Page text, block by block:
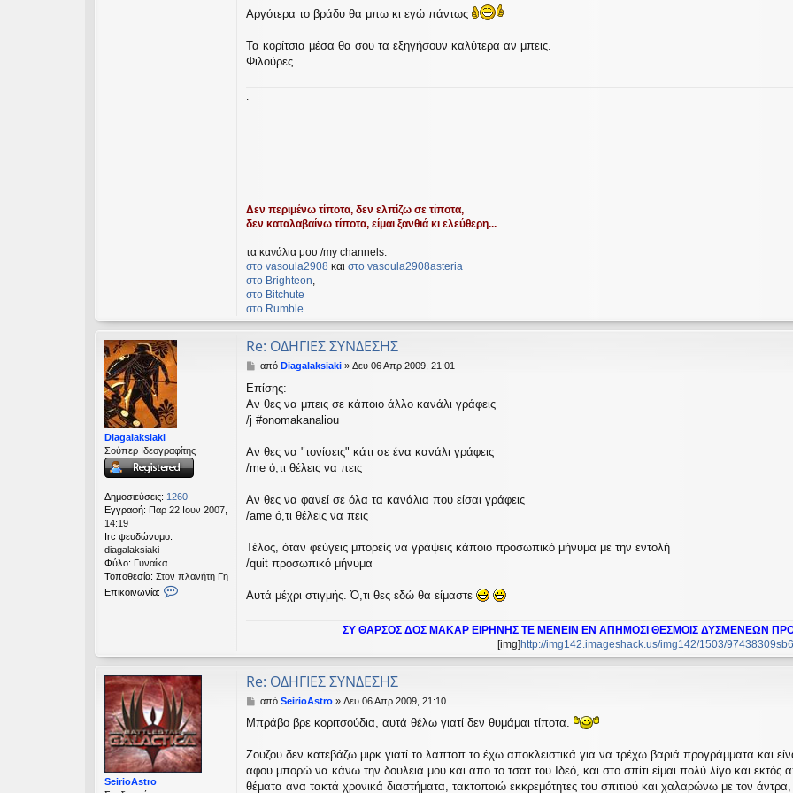
Αργότερα το βράδυ θα μπω κι εγώ πάντως
Τα κορίτσια μέσα θα σου τα εξηγήσουν καλύτερα αν μπεις.
Φιλούρες
.
Δεν περιμένω τίποτα, δεν ελπίζω σε τίποτα,
δεν καταλαβαίνω τίποτα, είμαι ξανθιά κι ελεύθερη...
τα κανάλια μου /my channels:
στο vasoula2908 και στο vasoula2908asteria
στο Βrighteon,
στο Bitchute
στο Rumble
Diagalaksiaki
Σούπερ Ιδεογραφίτης
Δημοσιεύσεις: 1260
Εγγραφή: Παρ 22 Ιουν 2007,
14:19
Irc ψευδώνυμο:
diagalaksiaki
Φύλο: Γυναίκα
Τοποθεσία: Στον πλανήτη Γη
Επικοινωνία:
ι
ν
ω
ν
ί
α
D
i
a
g
Re: ΟΔΗΓΙΕΣ ΣΥΝΔΕΣΗΣ
Δ
μ
ο
σ
υ
σ
από Diagalaksiaki» Δευ 06 Απρ 2009, 21:01
Επίσης:
Αν θες να μπεις σε κάποιο άλλο κανάλι γράφεις
/j #onomakanaliou
Αν θες να "τονίσεις" κάτι σε ένα κανάλι γράφεις
/me ό,τι θέλεις να πεις
Αν θες να φανεί σε όλα τα κανάλια που είσαι γράφεις
/ame ό,τι θέλεις να πεις
Τέλος, όταν φεύγεις μπορείς να γράψεις κάποιο προσωπικό μήνυμα με την εντολή
/quit προσωπικό μήνυμα
Αυτά μέχρι στιγμής. Ό,τι θες εδώ θα είμαστε
ΣΥ ΘΑΡΣΟΣ ΔΟΣ ΜΑΚΑΡ ΕΙΡΗΝΗΣ ΤΕ ΜΕΝΕΙΝ ΕΝ ΑΠΗΜΟΣΙ ΘΕΣΜΟΙΣ ΔΥΣΜΕΝΕΩΝ
[img] http://img142.imageshack.us/img142/1503/
SeirioAstro
Re: ΟΔΗΓΙΕΣ ΣΥΝΔΕΣΗΣ
Δ
μ
σ
ί
ε
από SeirioAstro» Δευ 06 Απρ 2009, 21:10
Μπράβο βρε κοριτσούδια, αυτά θέλω γιατί δεν θυμάμαι τίποτα.
Ζουζου δεν κατεβάζω μιρκ γιατί το λαπτοπ το έχω αποκλειστικά για να τρέχω βαριά προγράμματα και
αφου μπορώ να κάνω την δουλειά μου και απο το τσατ του Ιδεό, και στο σπίτι είμαι πολύ λίγο και
θέματα ανα τακτά χρονικά διαστήματα, τακτοποιώ εκκρεμότητες του σπιτιού και χαλαρώνω με τον